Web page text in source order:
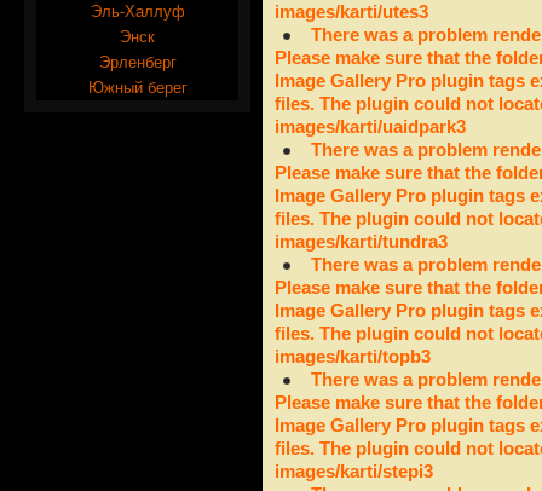
Эль-Халлуф
Энск
Эрленберг
Южный берег
images/karti/utes3
There was a problem
Please make sure that the
Image Gallery Pro plugin tags
files. The plugin could not
images/karti/uaidpark3
There was a problem
Please make sure that the
Image Gallery Pro plugin tags
files. The plugin could not
images/karti/tundra3
There was a problem
Please make sure that the
Image Gallery Pro plugin tags
files. The plugin could not
images/karti/topb3
There was a problem
Please make sure that the
Image Gallery Pro plugin tags
files. The plugin could not
images/karti/stepi3